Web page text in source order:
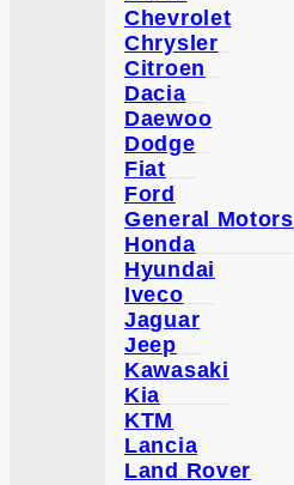
Chevrolet
Chrysler
Citroen
Dacia
Daewoo
Dodge
Fiat
Ford
General Motors
Honda
Hyundai
Iveco
Jaguar
Jeep
Kawasaki
Kia
KTM
Lancia
Land Rover